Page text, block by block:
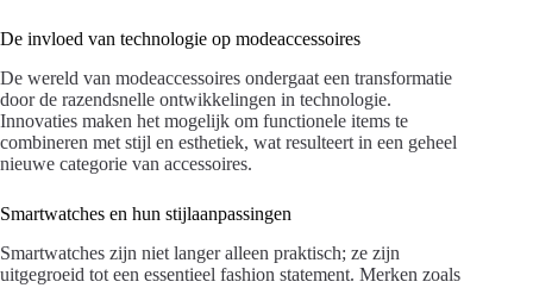
De invloed van technologie op modeaccessoires
De wereld van modeaccessoires ondergaat een transformatie
door de razendsnelle ontwikkelingen in technologie.
Innovaties maken het mogelijk om functionele items te
combineren met stijl en esthetiek, wat resulteert in een geheel
nieuwe categorie van accessoires.
Smartwatches en hun stijlaanpassingen
Smartwatches zijn niet langer alleen praktisch; ze zijn
uitgegroeid tot een essentieel fashion statement. Merken zoals